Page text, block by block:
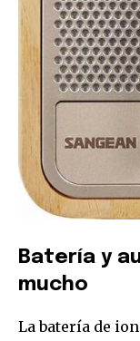
Batería y
mucho
La batería de